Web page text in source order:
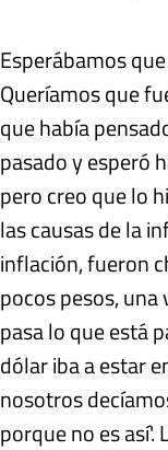
Esperábamos
Queríamos que
que había
pasado y esperó
pero creo que lo
las causas de la
inflación, fueron
pocos pesos,
pasa lo que está
dólar iba a estar
nosotros
porque no es así'.